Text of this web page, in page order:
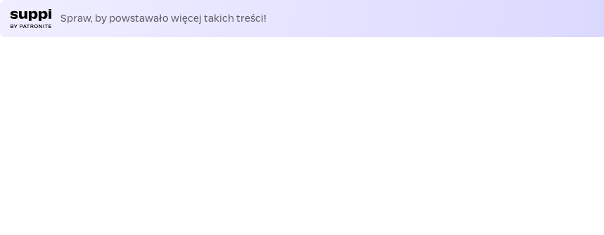
Spraw, by powstawało więcej takich treści!